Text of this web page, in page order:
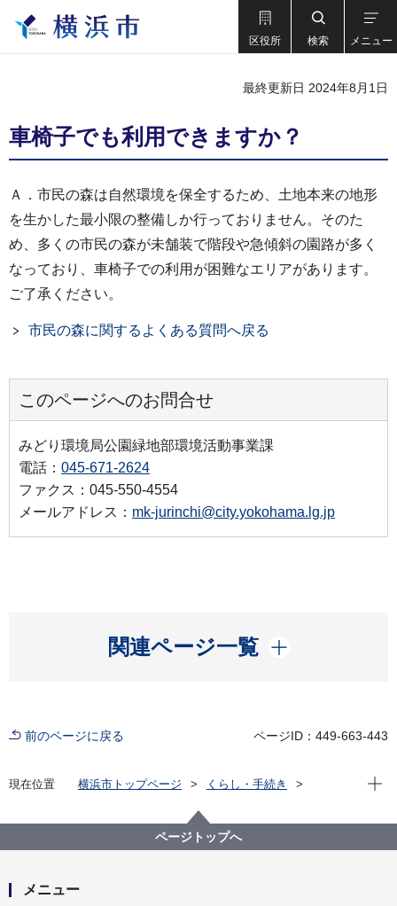
区役所 検索 メニュー
最終更新日 2024年8月1日
車椅子でも利用できますか？
Ａ．市民の森は自然環境を保全するため、土地本来の地形
を生かした最小限の整備しか行っておりません。そのた
め、多くの市民の森が未舗装で階段や急傾斜の園路が多く
なっており、車椅子での利用が困難なエリアがあります。
ご了承ください。
市民の森に関するよくある質問へ戻る
このページへのお問合せ
みどり環境局公園緑地部環境活動事業課
電話： 045-671-2624
ファクス：045-550-4554
メールアドレス： mk-jurinchi@city.yokohama.lg.jp
関連ページ一覧
開く
前のページに戻る ページID：449-663-443
現在位置 横浜市トップページ
くらし・手続き
横浜みどりアップ計画
計画の柱１「市民とともに次世代につなぐ森を育む」
現在
ページトップへ
メニュー